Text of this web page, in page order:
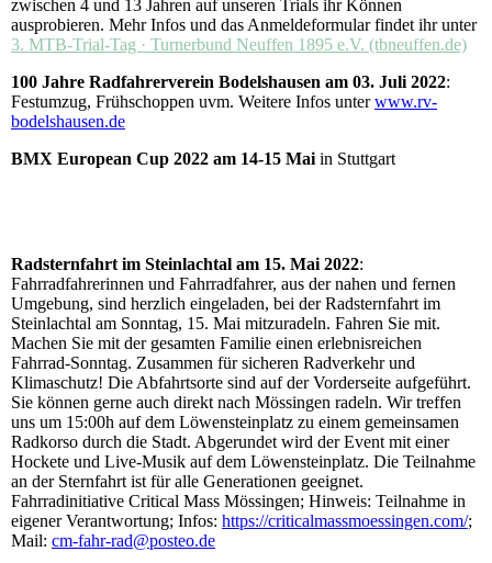
zwischen 4 und 13 Jahren auf unseren Trials ihr Können
ausprobieren. Mehr Infos und das Anmeldeformular findet ihr unter
3. MTB-Trial-Tag · Turnerbund Neuffen 1895 e.V. (tbneuffen.de)
100 Jahre Radfahrerverein Bodelshausen am 03. Juli 2022:
Festumzug, Frühschoppen uvm. Weitere Infos unterwww.rv-
bodelshausen.de
BMX European Cup 2022 am 14-15 Mai in Stuttgart
Radsternfahrt im Steinlachtal am 15. Mai 2022:
Fahrradfahrerinnen und Fahrradfahrer, aus der nahen und fernen
Umgebung, sind herzlich eingeladen, bei der Radsternfahrt im
Steinlachtal am Sonntag, 15. Mai mitzuradeln. Fahren Sie mit.
Machen Sie mit der gesamten Familie einen erlebnisreichen
Fahrrad-Sonntag. Zusammen für sicheren Radverkehr und
Klimaschutz! Die Abfahrtsorte sind auf der Vorderseite aufgeführt.
Sie können gerne auch direkt nach Mössingen radeln. Wir treffen
uns um 15:00h auf dem Löwensteinplatz zu einem gemeinsamen
Radkorso durch die Stadt. Abgerundet wird der Event mit einer
Hockete und Live-Musik auf dem Löwensteinplatz. Die Teilnahme
an der Sternfahrt ist für alle Generationen geeignet.
Fahrradinitiative Critical Mass Mössingen; Hinweis: Teilnahme in
eigener Verantwortung; Infos: https://criticalmassmoessingen.com/;
Mail: cm-fahr-rad@posteo.de